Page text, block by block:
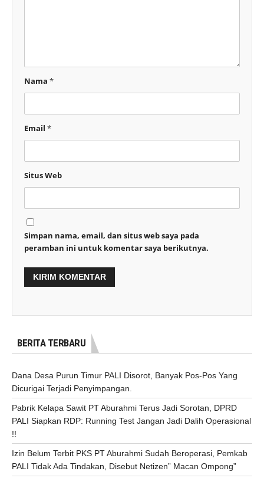
Nama *
Email *
Situs Web
Simpan nama, email, dan situs web saya pada
peramban ini untuk komentar saya berikutnya.
BERITA TERBARU
Dana Desa Purun Timur PALI Disorot, Banyak Pos-Pos Yang
Dicurigai Terjadi Penyimpangan.
Pabrik Kelapa Sawit PT Aburahmi Terus Jadi Sorotan, DPRD
PALI Siapkan RDP: Running Test Jangan Jadi Dalih Operasional
!!
Izin Belum Terbit PKS PT Aburahmi Sudah Beroperasi, Pemkab
PALI Tidak Ada Tindakan, Disebut Netizen” Macan Ompong”